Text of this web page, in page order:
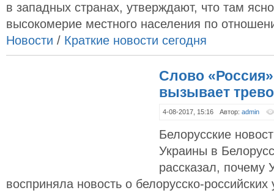
в западных странах, утверждают, что там
высокомерие местного населения по
Новости / Краткие новости сегодня
Слово
вызывает
4-08-2017, 15:16 Автор: admin
Белорусские
Украины в
рассказал, почему
восприняла новость о белорусско-российских